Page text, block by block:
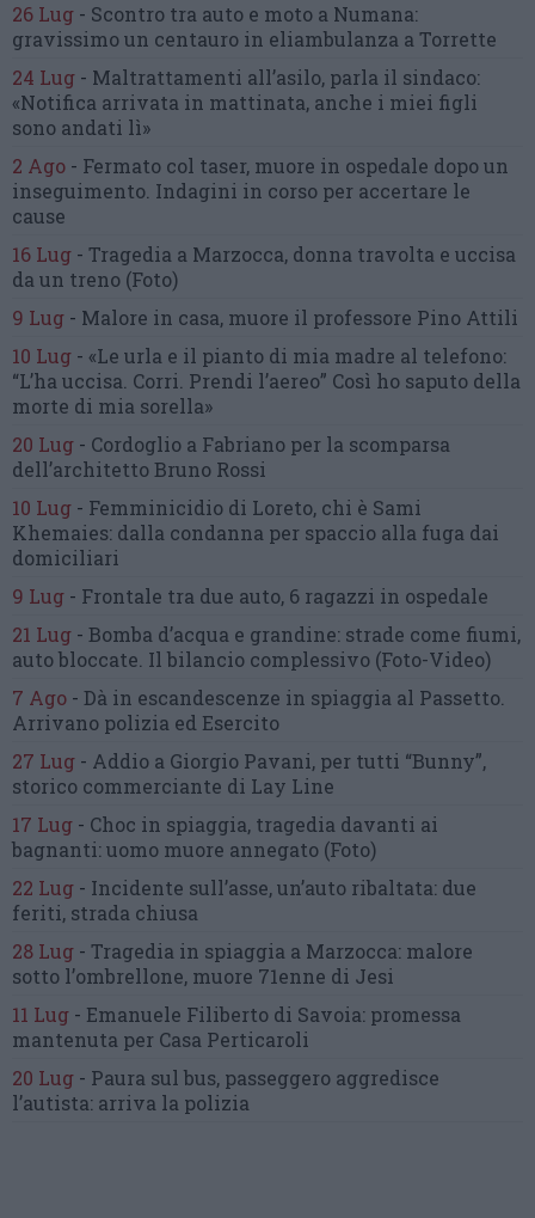
26 Lug - Scontro tra auto e moto a Numana:
gravissimo un centauro in eliambulanza a Torrette
24 Lug - Maltrattamenti all’asilo, parla il sindaco:
«Notifica arrivata in mattinata, anche i miei figli
sono andati lì»
2 Ago - Fermato col taser, muore in ospedale dopo un
inseguimento. Indagini in corso per accertare le
cause
16 Lug - Tragedia a Marzocca, donna travolta e uccisa
da un treno (Foto)
9 Lug - Malore in casa, muore il professore Pino Attili
10 Lug - «Le urla e il pianto di mia madre al telefono:
“L’ha uccisa. Corri. Prendi l’aereo” Così ho saputo della
morte di mia sorella»
20 Lug - Cordoglio a Fabriano per la scomparsa
dell’architetto Bruno Rossi
10 Lug - Femminicidio di Loreto, chi è Sami
Khemaies: dalla condanna per spaccio alla fuga dai
domiciliari
9 Lug - Frontale tra due auto, 6 ragazzi in ospedale
21 Lug - Bomba d’acqua e grandine: strade come fiumi,
auto bloccate. Il bilancio complessivo (Foto-Video)
7 Ago - Dà in escandescenze in spiaggia al Passetto.
Arrivano polizia ed Esercito
27 Lug - Addio a Giorgio Pavani, per tutti “Bunny”,
storico commerciante di Lay Line
17 Lug - Choc in spiaggia, tragedia davanti ai
bagnanti:uomo muore annegato (Foto)
22 Lug - Incidente sull’asse, un’auto ribaltata: due
feriti, strada chiusa
28 Lug - Tragedia in spiaggia a Marzocca: malore
sotto l’ombrellone, muore 71enne di Jesi
11 Lug - Emanuele Filiberto di Savoia: promessa
mantenuta per Casa Perticaroli
20 Lug - Paura sul bus, passeggero aggredisce
l’autista: arriva la polizia